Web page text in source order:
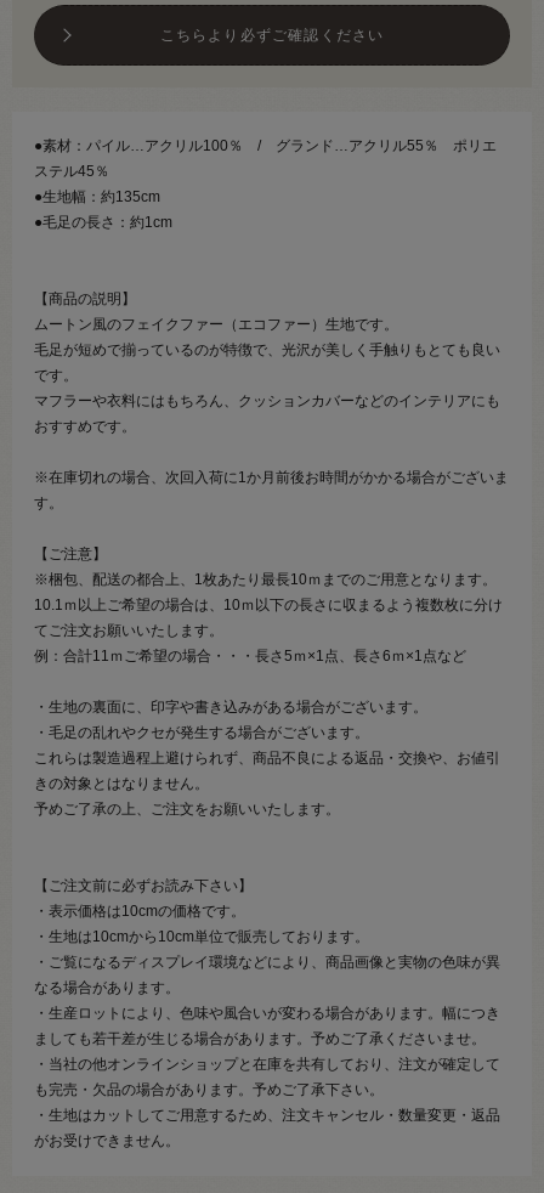
こちらより必ずご確認ください
●素材：パイル…アクリル100％ / グランド…アクリル55％ ポリエ
ステル45％
●生地幅：約135cm
●毛足の長さ：約1cm
【商品の説明】
ムートン風のフェイクファー（エコファー）生地です。
毛足が短めで揃っているのが特徴で、光沢が美しく手触りもとても良い
です。
マフラーや衣料にはもちろん、クッションカバーなどのインテリアにも
おすすめです。
※在庫切れの場合、次回入荷に1か月前後お時間がかかる場合がございま
す。
【ご注意】
※梱包、配送の都合上、1枚あたり最長10ｍまでのご用意となります。
10.1ｍ以上ご希望の場合は、10ｍ以下の長さに収まるよう複数枚に分け
てご注文お願いいたします。
例：合計11ｍご希望の場合・・・長さ5ｍ×1点、長さ6ｍ×1点など
・生地の裏面に、印字や書き込みがある場合がございます。
・毛足の乱れやクセが発生する場合がございます。
これらは製造過程上避けられず、商品不良による返品・交換や、お値引
きの対象とはなりません。
予めご了承の上、ご注文をお願いいたします。
【ご注文前に必ずお読み下さい】
・表示価格は10cmの価格です。
・生地は10cmから10cm単位で販売しております。
・ご覧になるディスプレイ環境などにより、商品画像と実物の色味が異
なる場合があります。
・生産ロットにより、色味や風合いが変わる場合があります。幅につき
ましても若干差が生じる場合があります。予めご了承くださいませ。
・当社の他オンラインショップと在庫を共有しており、注文が確定して
も完売・欠品の場合があります。予めご了承下さい。
・生地はカットしてご用意するため、注文キャンセル・数量変更・返品
がお受けできません。